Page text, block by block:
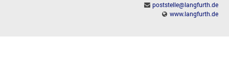
poststelle@langfurth.de
www.langfurth.de